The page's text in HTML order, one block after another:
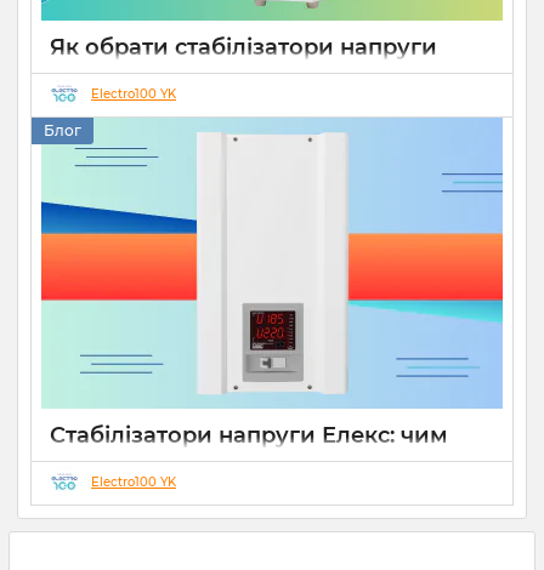
Як обрати стабілізатори напруги
Укртехнологія для дому чи бізнесу
Electro100 YK
Блог
Стабілізатори напруги Елекс: чим
відрізняються серії Ампер, Герц і
Гібрид (огляд інженерів)
19 08 2025 0 10 хвилин
Electro100 YK